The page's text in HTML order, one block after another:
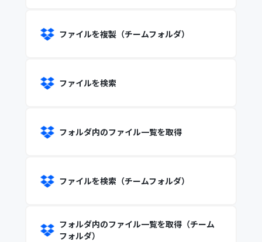
ファイルを複製（チームフォルダ）
ファイルを検索
フォルダ内のファイル一覧を取得
ファイルを検索（チームフォルダ）
フォルダ内のファイル一覧を取得（チーム
フォルダ）